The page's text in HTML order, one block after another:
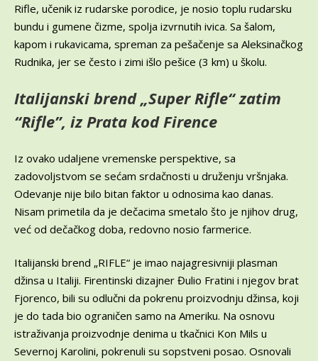
Rifle, učenik iz rudarske porodice, je nosio toplu rudarsku
bundu i gumene čizme, spolja izvrnutih ivica. Sa šalom,
kapom i rukavicama, spreman za pešačenje sa Aleksinačkog
Rudnika, jer se često i zimi išlo pešice (3 km) u školu.
Italijanski brend „Super Rifle“ zatim
“Rifle”, iz Prata kod Firence
Iz ovako udaljene vremenske perspektive, sa
zadovoljstvom se sećam srdačnosti u druženju vršnjaka.
Odevanje nije bilo bitan faktor u odnosima kao danas.
Nisam primetila da je dečacima smetalo što je njihov drug,
već od dečačkog doba, redovno nosio farmerice.
Italijanski brend „RIFLE“ je imao najagresivniji plasman
džinsa u Italiji. Firentinski dizajner Đulio Fratini i njegov brat
Fjorenco, bili su odlučni da pokrenu proizvodnju džinsa, koji
je do tada bio ograničen samo na Ameriku. Na osnovu
istraživanja proizvodnje denima u tkačnici Kon Mils u
Severnoj Karolini, pokrenuli su sopstveni posao. Osnovali